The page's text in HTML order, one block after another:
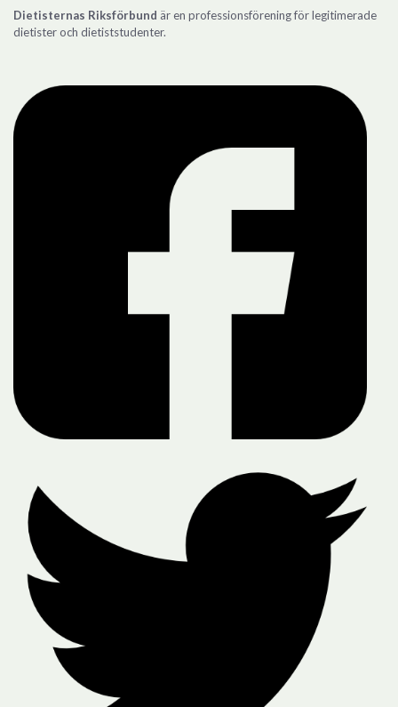
Dietisternas Riksförbund är en professionsförening för legitimerade
dietister och dietiststudenter.